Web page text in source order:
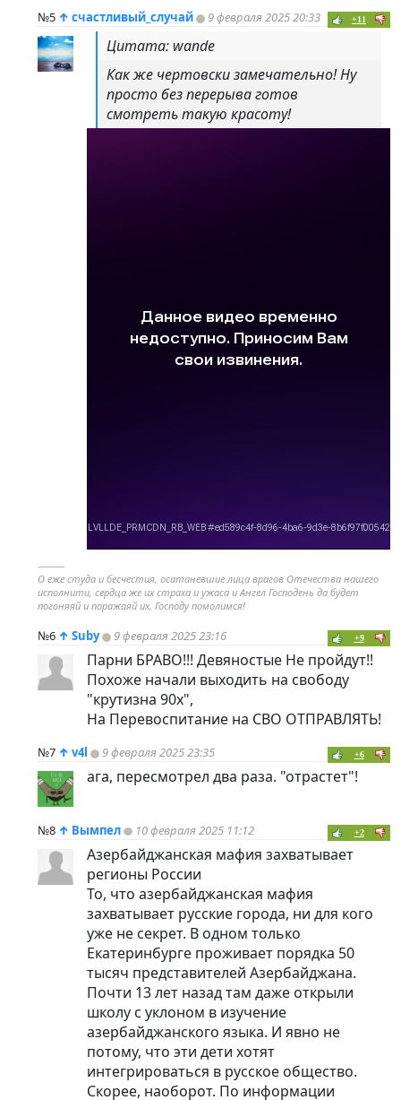
№5 ↑ счастливый_случай 9 февраля 2025 20:33 +11
Цитата: wande
Как же чертовски замечательно! Ну
просто без перерыва готов
смотреть такую красоту!
----------
О еже студа и бесчестия, осатаневшие лица врагов Отечества нашего
исполнити, сердца же их страха и ужаса и Ангел Господень да будет
погоняяй и поражаяй их, Господу помолимся!
№6 ↑ Suby 9 февраля 2025 23:16 +9
Парни БРАВО!!! Девяностые Не пройдут!!
Похоже начали выходить на свободу
"крутизна 90х",
На Перевоспитание на СВО ОТПРАВЛЯТЬ!
№7 ↑ v4l 9 февраля 2025 23:35 +6
ага, пересмотрел два раза. "отрастет"!
№8 ↑ Вымпел 10 февраля 2025 11:12 +2
Азербайджанская мафия захватывает
регионы России
То, что азербайджанская мафия
захватывает русские города, ни для кого
уже не секрет. В одном только
Екатеринбурге проживает порядка 50
тысяч представителей Азербайджана.
Почти 13 лет назад там даже открыли
школу с уклоном в изучение
азербайджанского языка. И явно не
потому, что эти дети хотят
интегрироваться в русское общество.
Скорее, наоборот. По информации